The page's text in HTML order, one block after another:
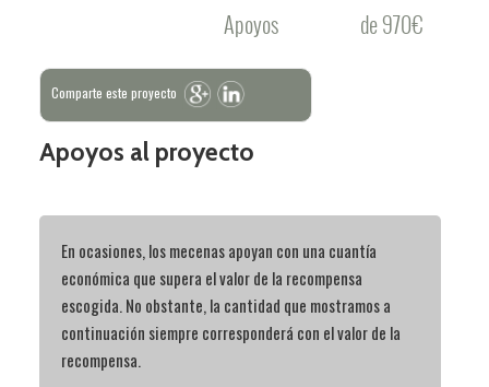
Apoyos de 970€
Comparte este proyecto
Apoyos al proyecto
En ocasiones, los mecenas apoyan con una cuantía
económica que supera el valor de la recompensa
escogida. No obstante, la cantidad que mostramos a
continuación siempre corresponderá con el valor de la
recompensa.